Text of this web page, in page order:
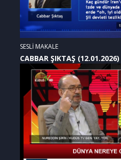
SESLİ MAKALE
CABBAR ŞIKTAŞ (12.01.2026)